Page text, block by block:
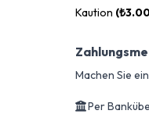
Kaution
Machen Sie
Per